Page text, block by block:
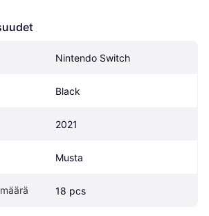
Nintendo Switch
Black
2021
Musta
18 pcs